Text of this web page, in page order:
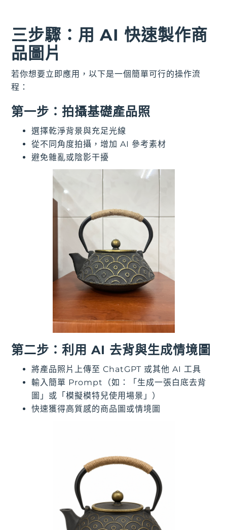
三步驟：用 AI 快速製作商
品圖片
若你想要立即應用，以下是一個簡單可行的操作流
程：
第一步：拍攝基礎產品照
選擇乾淨背景與充足光線
從不同角度拍攝，增加 AI 參考素材
避免雜亂或陰影干擾
第二步：利用 AI 去背與生成情境圖
將產品照片上傳至 ChatGPT 或其他 AI 工具
輸入簡單 Prompt（如：「生成一張白底去背
圖」或「模擬模特兒使用場景」）
快速獲得高質感的商品圖或情境圖